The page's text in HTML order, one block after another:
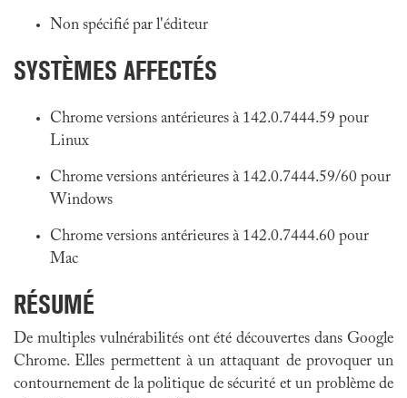
Non spécifié par l'éditeur
SYSTÈMES AFFECTÉS
Chrome versions antérieures à 142.0.7444.59 pour
Linux
Chrome versions antérieures à 142.0.7444.59/60 pour
Windows
Chrome versions antérieures à 142.0.7444.60 pour
Mac
RÉSUMÉ
De multiples vulnérabilités ont été découvertes dans Google
Chrome. Elles permettent à un attaquant de provoquer un
contournement de la politique de sécurité et un problème de